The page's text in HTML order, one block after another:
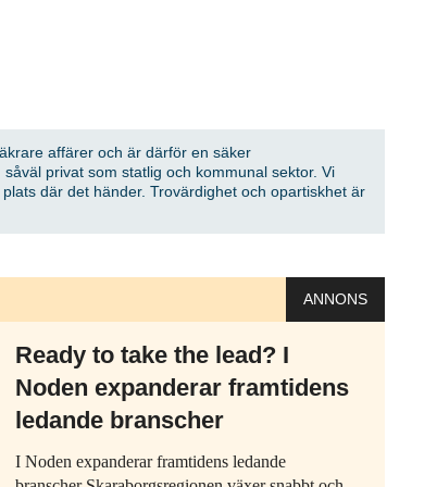
affärer och är därför en säker
privat som statlig och kommunal sektor. Vi
där det händer. Trovärdighet och opartiskhet är
ANNONS
Ready to take the lead? I
Noden expanderar framtidens
ledande branscher
I Noden expanderar framtidens ledande